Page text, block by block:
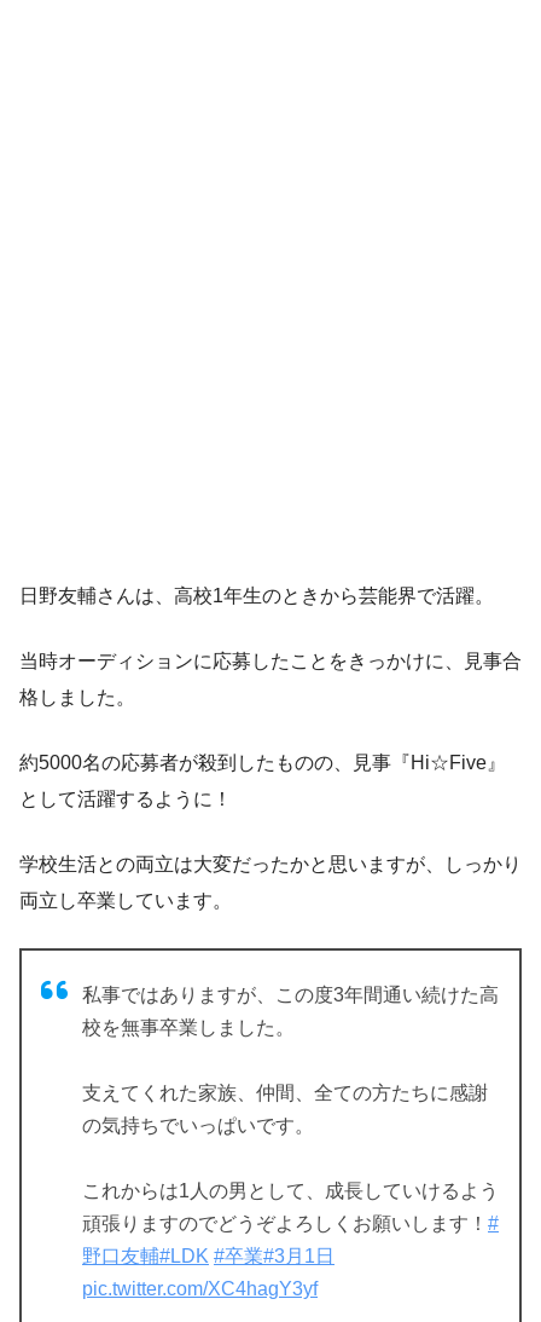
日野友輔さんは、高校1年生のときから芸能界で活躍。
当時オーディションに応募したことをきっかけに、見事合
格しました。
約5000名の応募者が殺到したものの、見事 『Hi☆Five』
として活躍するように！
学校生活との両立は大変だったかと思いますが、しっかり
両立し卒業しています。
私事ではありますが、この度3年間通い続けた高
校を無事卒業しました。
支えてくれた家族、仲間、全ての方たちに感謝
の気持ちでいっぱいです。
これからは1人の男として、成長していけるよう
頑張りますのでどうぞよろしくお願いします！ #
野口友輔#LDK #卒業#3月1日
pic.twitter.com/XC4hagY3yf